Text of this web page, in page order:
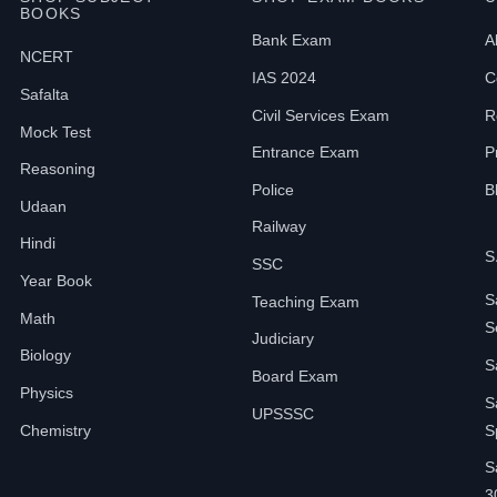
BOOKS
NCERT
Safalta
Mock Test
Reasoning
Udaan
Hindi
Year Book
Math
Biology
Physics
Chemistry
Bank Exam
IAS 2024
Civil Services Exam
Entrance Exam
Police
Railway
SSC
Teaching Exam
Judiciary
Board Exam
UPSSSC